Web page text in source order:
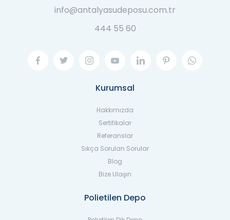
info@antalyasudeposu.com.tr
444 55 60
Kurumsal
Hakkımızda
Sertifikalar
Referanslar
Sıkça Sorulan Sorular
Blog
Bize Ulaşın
Polietilen Depo